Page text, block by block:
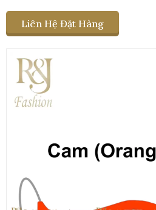
Liên Hệ Đặt Hàng